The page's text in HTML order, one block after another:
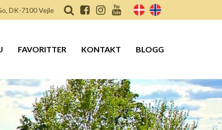
DK-7100 Vejle
FAVORITTER KONTAKT BLOGG